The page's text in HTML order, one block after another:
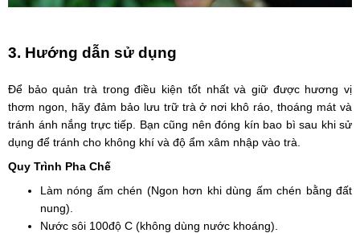
3. Hướng dẫn sử dụng
Để bảo quản trà trong điều kiện tốt nhất và giữ được hương vị
thơm ngon, hãy đảm bảo lưu trữ trà ở nơi khô ráo, thoáng mát và
tránh ánh nắng trực tiếp. Bạn cũng nên đóng kín bao bì sau khi sử
dụng để tránh cho không khí và độ ẩm xâm nhập vào trà.
Quy Trình Pha Chế
Làm nóng ấm chén (Ngon hơn khi dùng ấm chén bằng đất
nung).
Nước sôi 100độ C (không dùng nước khoáng).